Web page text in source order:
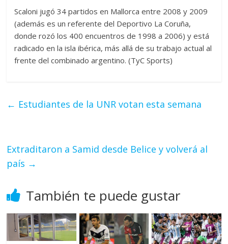
Scaloni jugó 34 partidos en Mallorca entre 2008 y 2009
(además es un referente del Deportivo La Coruña,
donde rozó los 400 encuentros de 1998 a 2006) y está
radicado en la isla ibérica, más allá de su trabajo actual al
frente del combinado argentino. (TyC Sports)
← Estudiantes de la UNR votan esta semana
Extraditaron a Samid desde Belice y volverá al
país →
También te puede gustar